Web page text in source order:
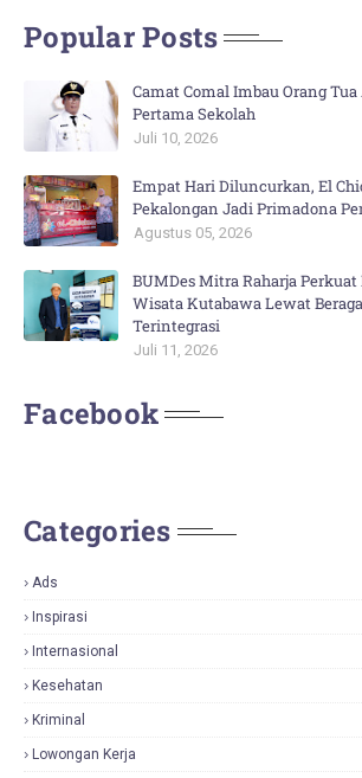
Popular Posts
Camat Comal Imbau Orang
Pertama Sekolah
Juli 10, 2026
Empat Hari Diluncurkan, El
Pekalongan Jadi Primadona
Agustus 05, 2026
BUMDes Mitra Raharja
Wisata Kutabawa Lewat
Terintegrasi
Juli 11, 2026
Facebook
Categories
Ads
Inspirasi
Internasional
Kesehatan
Kriminal
Lowongan Kerja